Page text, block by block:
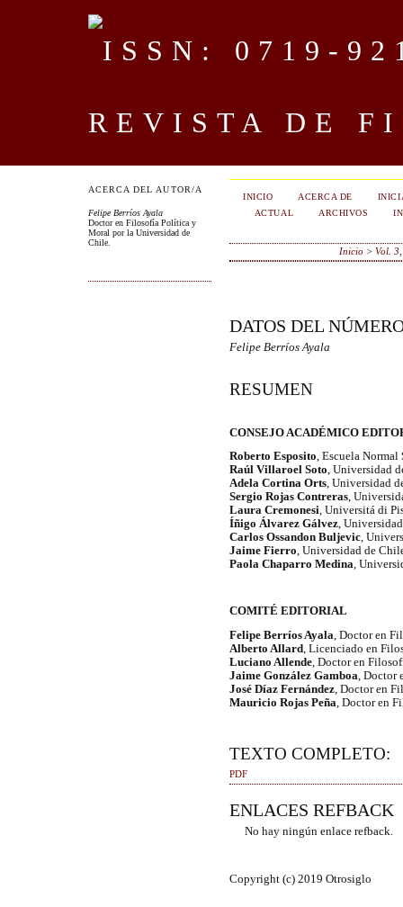
REVISTA DE
ACERCA DEL AUTOR/A
Felipe Berríos Ayala
Doctor en Filosofía Política y
Moral por la Universidad de
Chile.
INICIO ACERCA DE
ACTUAL
ARCHIVOS
Inicio >Vol.
DATOS DEL
Felipe Berríos Ayala
RESUMEN
CONSEJO ACADÉMICO
Roberto Esposito, Escuela Normal
Raúl Villaroel Soto, Universidad
Adela Cortina Orts, Universidad
Sergio Rojas Contreras,
Laura Cremonesi, Universitá di
Íñigo Álvarez Gálvez,
Carlos Ossandon Buljevic,
Jaime Fierro, Universidad de
Paola Chaparro Medina,
COMITÉ EDITORIAL
Felipe Berríos Ayala , Doctor en
Alberto Allard, Licenciado en
Luciano Allende, Doctor en
Jaime González Gamboa ,
José Díaz Fernández, Doctor en
Mauricio Rojas Peña , Doctor en
TEXTO COMPLETO:
PDF
ENLACES REFBACK
No hay ningún enlace refback.
Copyright (c) 2019 Otrosiglo